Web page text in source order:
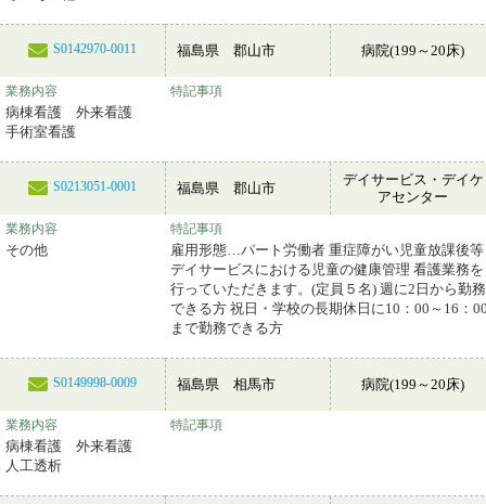
S0142970-0011 福島県 郡山市 病院(199～20床)
業務内容
病棟看護 外来看護
手術室看護
特記事項
S0213051-0001 福島県 郡山市
デイサービス・デイケ
アセンター
業務内容
その他
特記事項
雇用形態…パート労働者 重症障がい児童放課後等
デイサービスにおける児童の健康管理 看護業務を
行っていただきます。(定員５名) 週に2日から勤務
できる方 祝日・学校の長期休日に10：00～16：
まで勤務できる方
S0149998-0009 福島県 相馬市 病院(199～20床)
業務内容
病棟看護 外来看護
人工透析
特記事項